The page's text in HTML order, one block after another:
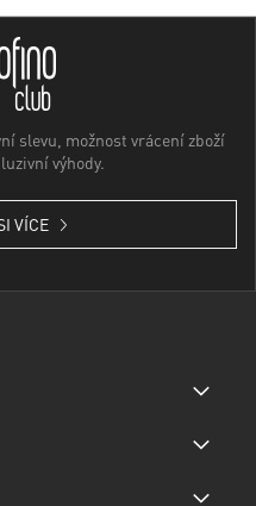
slevu, možnost vrácení zboží
výhody.
VÍCE